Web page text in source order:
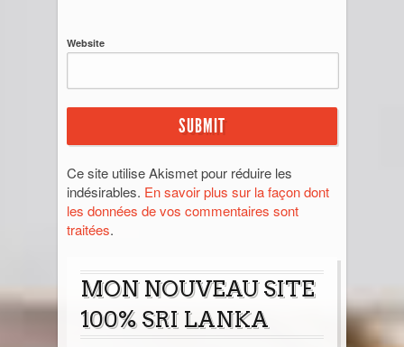
Website
Ce site utilise Akismet pour réduire les
indésirables. En savoir plus sur la façon dont
les données de vos commentaires sont
traitées.
MON NOUVEAU SITE
100% SRI LANKA